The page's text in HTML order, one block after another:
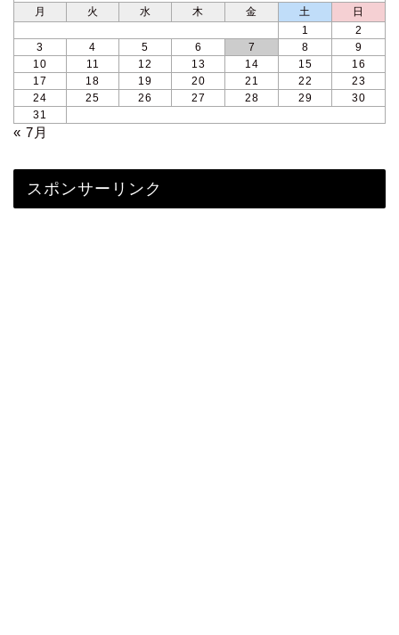
月 火 水 木 金 土
日
1
2
3
4 5 6 7 8
9
10
11 12 13 14 15
16
17
18 19 20 21 22
23
24
25 26 27 28 29
30
31
« 7月
スポンサーリンク